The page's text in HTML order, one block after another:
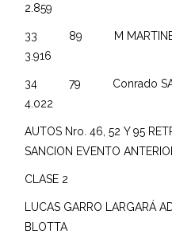
2.859
33 89 M
3.916
34 79 Conrado
4.022
AUTOS Nro. 46, 52 Y 95
SANCION EVENTO
CLASE 2
LUCAS GARRO LARGARÁ
BLOTTA